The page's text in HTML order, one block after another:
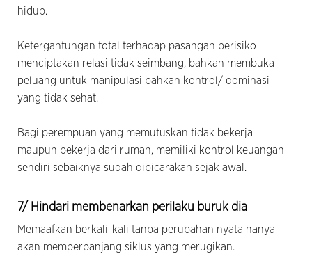
hidup.
Ketergantungan total terhadap pasangan berisiko
menciptakan relasi tidak seimbang, bahkan membuka
peluang untuk manipulasi bahkan kontrol/ dominasi
yang tidak sehat.
Bagi perempuan yang memutuskan tidak bekerja
maupun bekerja dari rumah, memiliki kontrol keuangan
sendiri sebaiknya sudah dibicarakan sejak awal.
7/ Hindari membenarkan perilaku buruk dia
Memaafkan berkali-kali tanpa perubahan nyata hanya
akan memperpanjang siklus yang merugikan.